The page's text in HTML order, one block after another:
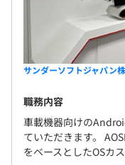
サンダーソフトジャパン
職務内容
車載機器向けの
ていただきます。
をベースとしたOSカ